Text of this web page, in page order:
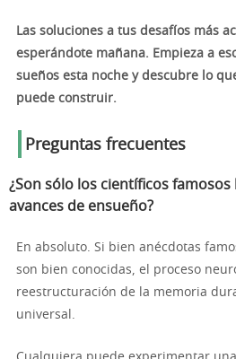
Las soluciones a tus desafíos más
esperándote mañana. Empieza a
sueños esta noche y descubre lo
puede construir.
Preguntas frecuentes
¿Son sólo los científicos
avances de ensueño?
En absoluto. Si bien anécdotas
son bien conocidas, el proceso
reestructuración de la memoria
universal.